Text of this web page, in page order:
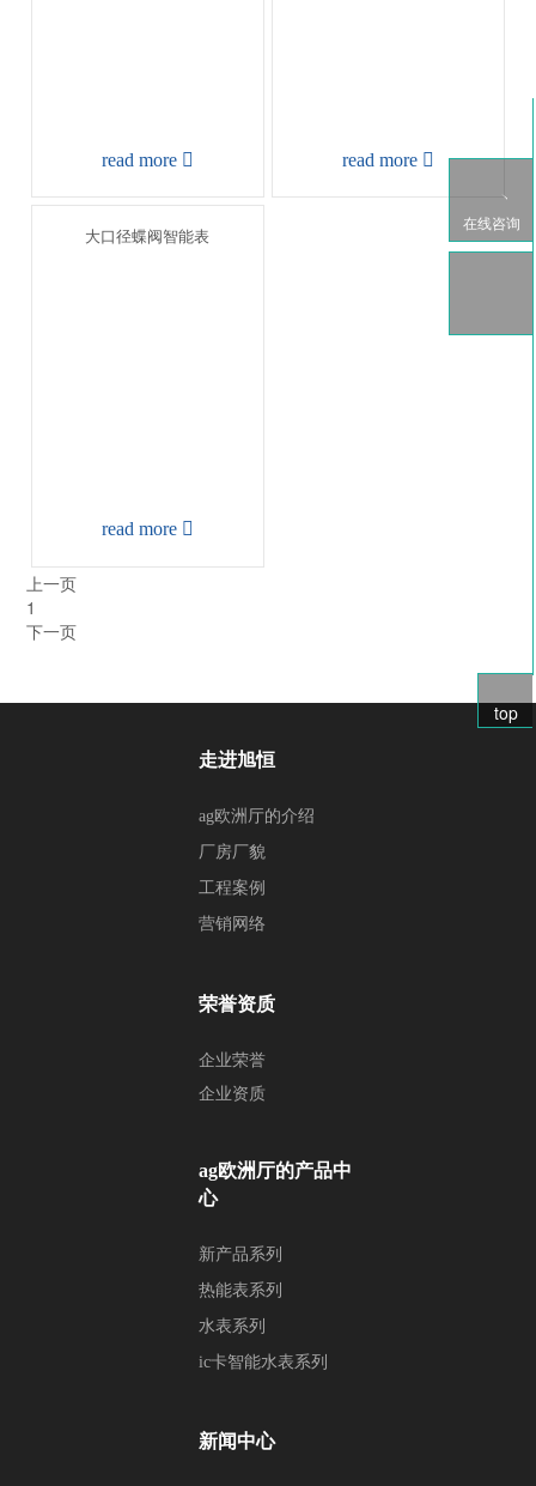
read more  read more 
大口径蝶阀智能表
read more 
上一页
1
下一页
走进旭恒
ag欧洲厅的介绍
厂房厂貌
工程案例
营销网络
荣誉资质
企业荣誉
企业资质
ag欧洲厅的产品中
心
新产品系列
热能表系列
水表系列
ic卡智能水表系列
在线咨询
top
新闻中心